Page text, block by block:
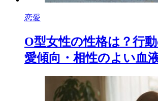
恋愛
O型女性の性格は？行
愛傾向・相性のよい血